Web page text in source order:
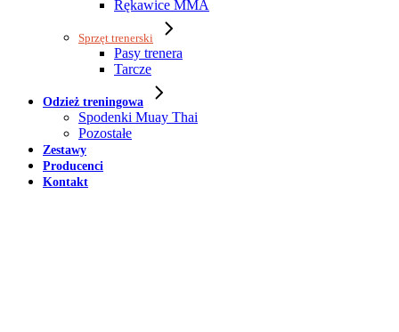
Rękawice MMA
Sprzęt trenerski
Pasy trenera
Tarcze
Odzież treningowa
Spodenki Muay Thai
Pozostałe
Zestawy
Producenci
Kontakt